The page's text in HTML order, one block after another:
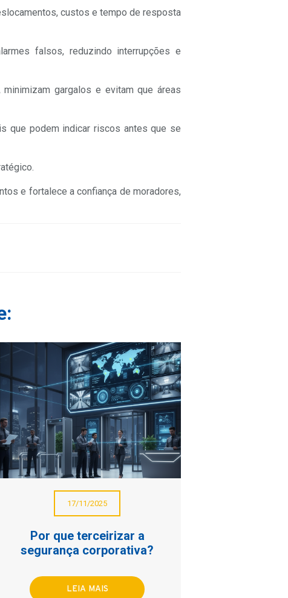
custos e tempo de resposta
falsos, reduzindo interrupções e
gargalos e evitam que áreas
que podem indicar riscos antes que se
e fortalece a confiança de moradores,
17/11/2025
Por que terceirizar a
segurança corporativa?
LEIA MAIS